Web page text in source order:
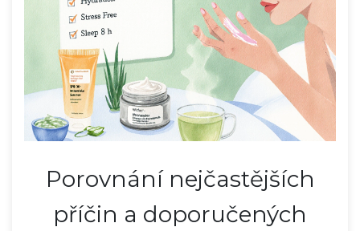
Porovnání nejčastějších
příčin a doporučených